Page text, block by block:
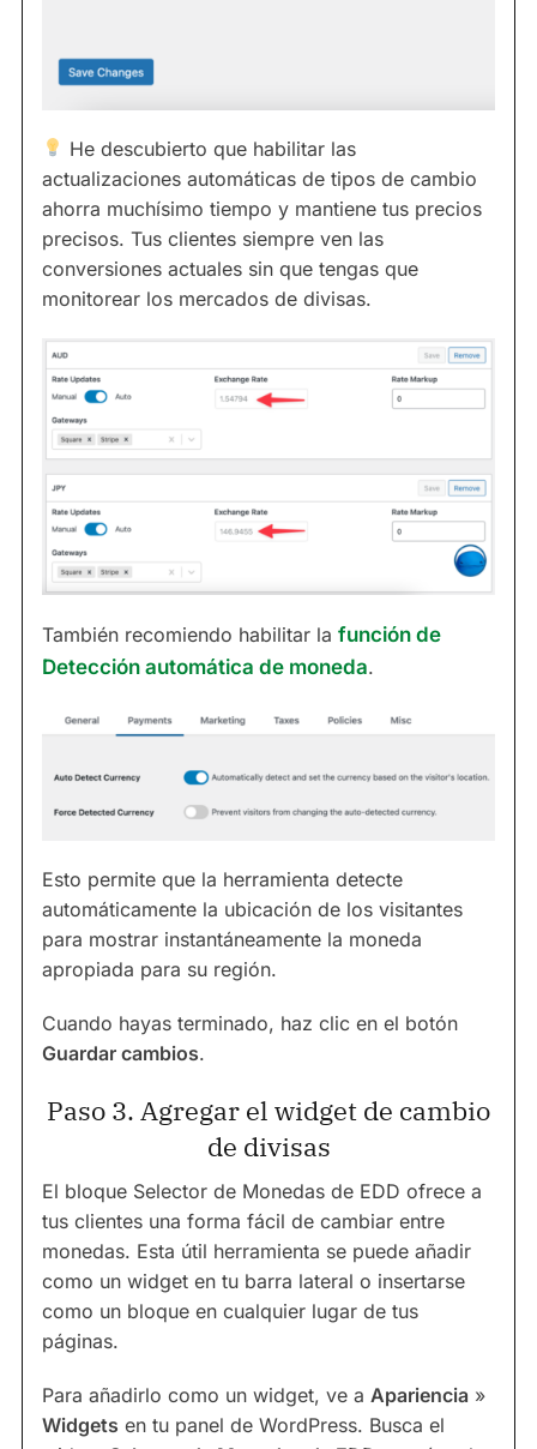
He descubierto que habilitar las
actualizaciones automáticas de tipos de cambio
ahorra muchísimo tiempo y mantiene tus precios
precisos. Tus clientes siempre ven las
conversiones actuales sin que tengas que
monitorear los mercados de divisas.
También recomiendo habilitar la función de
Detección automática de moneda.
Esto permite que la herramienta detecte
automáticamente la ubicación de los visitantes
para mostrar instantáneamente la moneda
apropiada para su región.
Cuando hayas terminado, haz clic en el botón
Guardar cambios.
Paso 3. Agregar el widget de cambio
de divisas
El bloque Selector de Monedas de EDD ofrece a
tus clientes una forma fácil de cambiar entre
monedas. Esta útil herramienta se puede añadir
como un widget en tu barra lateral o insertarse
como un bloque en cualquier lugar de tus
páginas.
Para añadirlo como un widget, ve a Apariencia »
Widgets en tu panel de WordPress. Busca el